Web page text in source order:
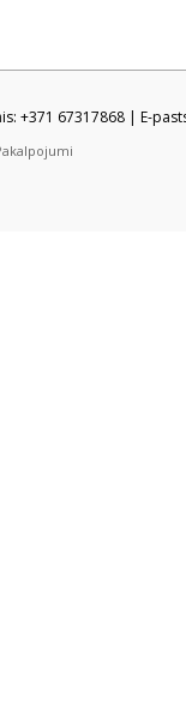
+371 67317868 | E-